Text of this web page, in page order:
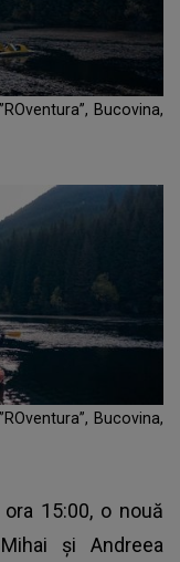
Bucovina,
Bucovina,
15:00, o nouă
și Andreea